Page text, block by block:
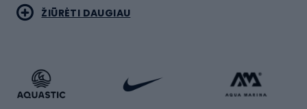
Bėgimas
Dviratininkų apranga
Koviniai sportai
Rakečių sportas
ŽIŪRĖTI DAUGIAU